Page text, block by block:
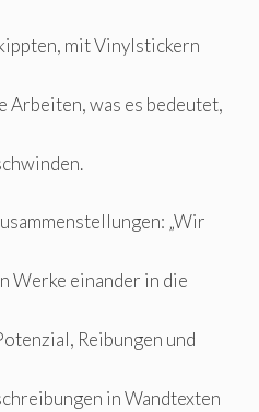
mit Vinylstickern
Arbeiten, was es bedeutet,
„Wir
Werke einander in die
Reibungen und
in Wandtexten